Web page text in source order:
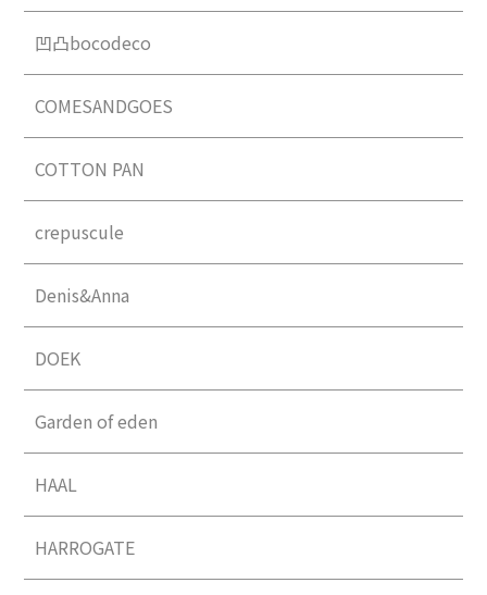
凹凸bocodeco
COMESANDGOES
COTTON PAN
crepuscule
Denis&Anna
DOEK
Garden of eden
HAAL
HARROGATE